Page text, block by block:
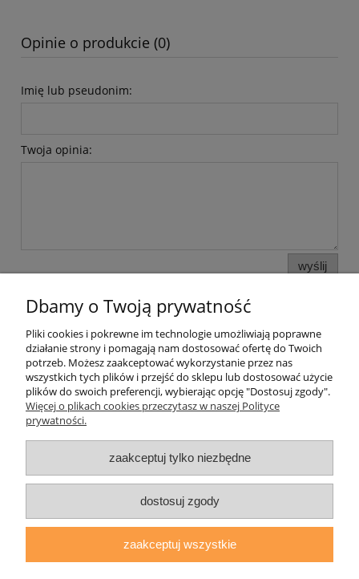
Opinie o produkcie (0)
Imię lub pseudonim:
Twoja opinia:
wyślij
Pomoc
Moje konto
Informacje
O nas
ul. Grodzka Nr 23, 67-200 Głogów | woj. dolnośląskie
| tel.: 513093168 | email:sklep@daryziol.pl| NIP: 6921579498 |
Dbamy o Twoją prywatność
Pliki cookies i pokrewne im technologie umożliwiają poprawne
działanie strony i pomagają nam dostosować ofertę do Twoich
potrzeb. Możesz zaakceptować wykorzystanie przez nas
wszystkich tych plików i przejść do sklepu lub dostosować użycie
plików do swoich preferencji, wybierając opcję "Dostosuj zgody".
Więcej o plikach cookies przeczytasz w naszej Polityce
prywatności.
zaakceptuj tylko niezbędne
dostosuj zgody
zaakceptuj wszystkie